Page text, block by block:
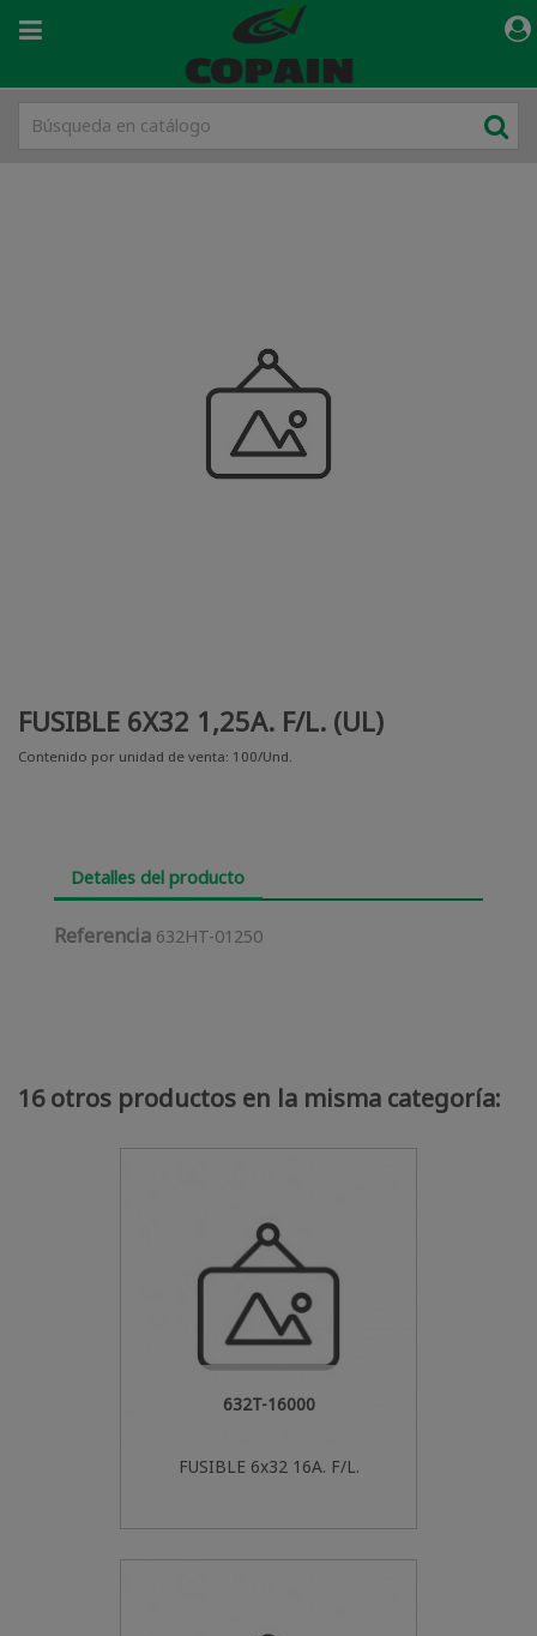
FUSIBLE 6X32 1,25A. F/L. (UL)
Contenido por unidad de venta: 100/Und.
Detalles del producto
Referencia 632HT-01250
16 otros productos en la misma categoría:
632T-16000
FUSIBLE 6x32 16A. F/L.